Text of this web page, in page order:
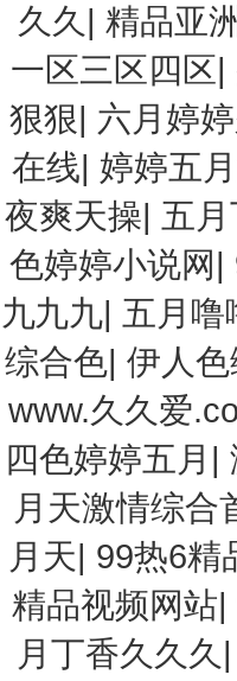
久久 |精品亚
一区三区四区|
狠狠| 六月婷
在线| 婷婷五
夜爽天操| 五
色婷婷小说网|
九九九| 五月噜
综合色|伊人色
www.久久爱
四色婷婷五月 |
月天激情综合
月天| 99热6精
精品视频网站|
月丁香久久久 |